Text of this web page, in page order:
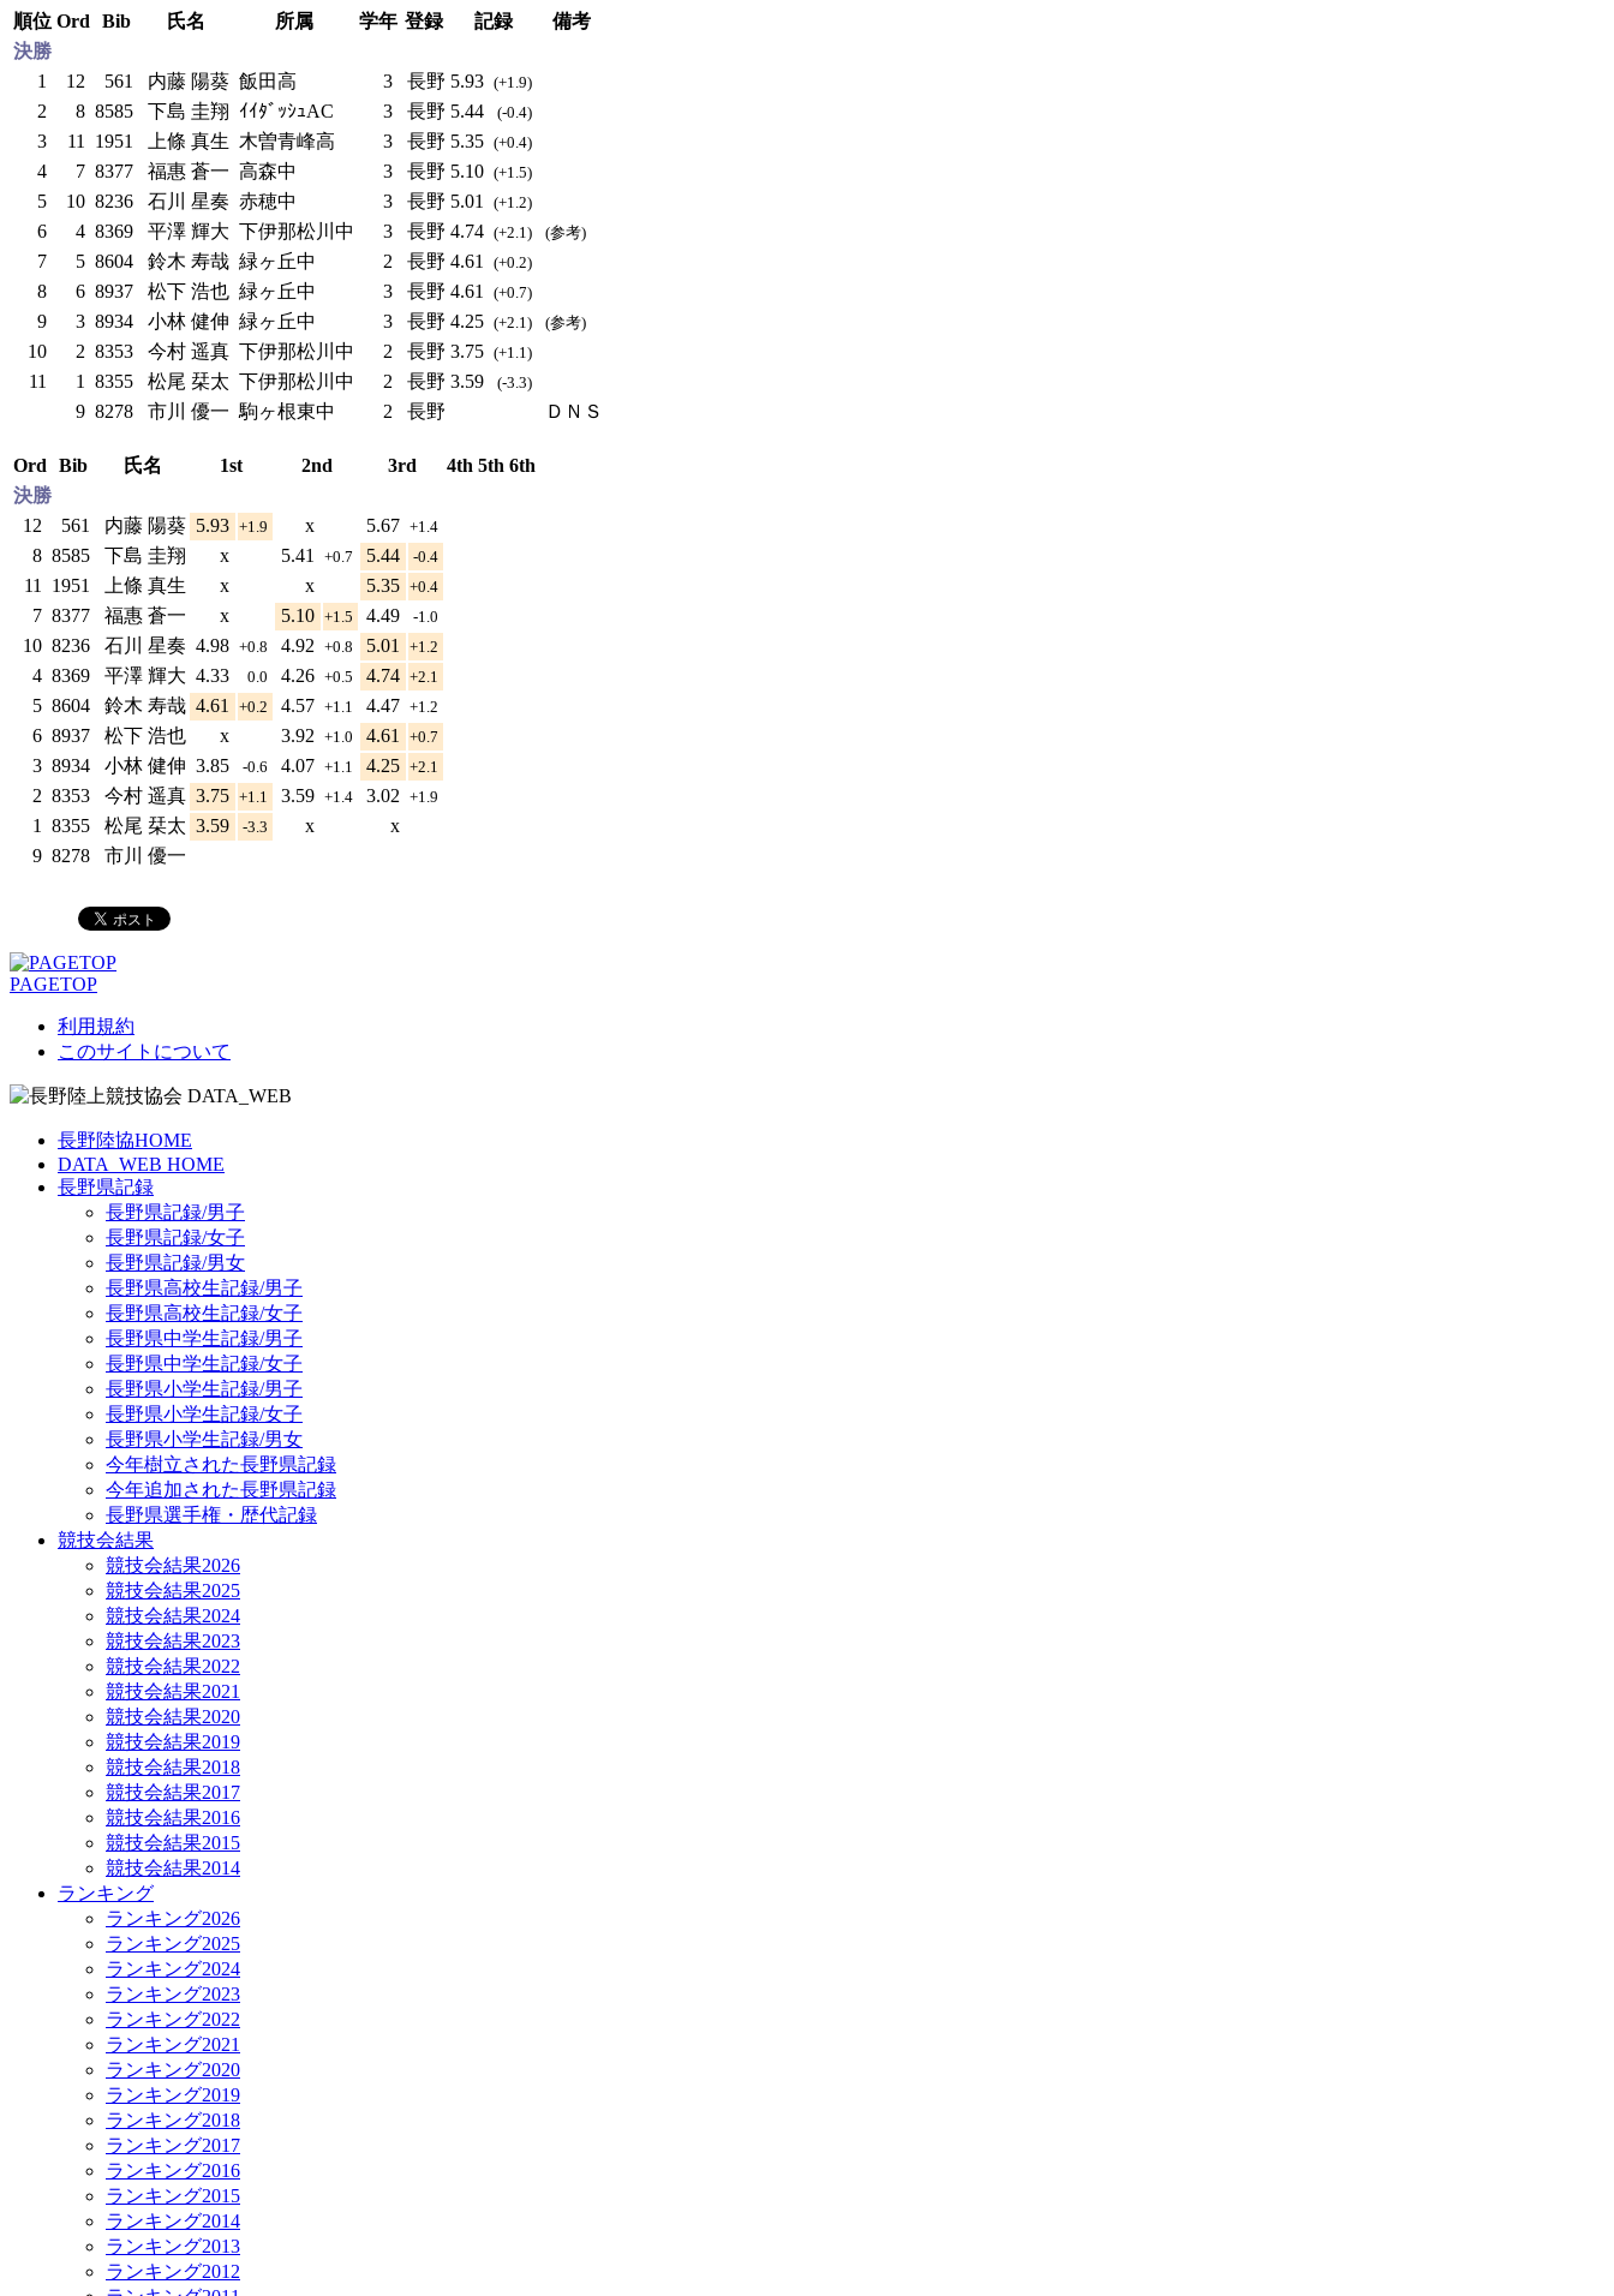
順位 Ord Bib 氏名 所属 学年 登録 記録
備考
決勝
1
12 561 内藤 陽葵 飯田高 3 長野 5.93 (+1.9)
2 8 8585 下島 圭翔 ｲｲﾀﾞｯｼｭAC 3 長野 5.44 (-0.4)
3 11 1951 上條 真生 木曽青峰高 3 長野 5.35 (+0.4)
4 7 8377 福惠 蒼一 高森中 3 長野 5.10 (+1.5)
5 10 8236 石川 星奏 赤穂中 3 長野 5.01 (+1.2)
6 4 8369 平澤 輝大 下伊那松川中 3 長野 4.74 (+2.1) (参考)
7 5 8604 鈴木 寿哉 緑ヶ丘中 2 長野 4.61 (+0.2)
8 6 8937 松下 浩也 緑ヶ丘中 3 長野 4.61 (+0.7)
9 3 8934 小林 健伸 緑ヶ丘中 3 長野 4.25 (+2.1) (参考)
10 2 8353 今村 遥真 下伊那松川中 2 長野 3.75 (+1.1)
11 1 8355 松尾 栞太 下伊那松川中 2 長野 3.59 (-3.3)
9 8278 市川 優一 駒ヶ根東中 2 長野 ＤＮＳ
Ord Bib 氏名 1st 2nd 3rd 4th 5th 6th
決勝
12
561 内藤 陽葵 5.93 +1.9 x 5.67 +1.4
8 8585 下島 圭翔 x 5.41 +0.7 5.44 -0.4
11 1951 上條 真生 x x 5.35 +0.4
7 8377 福惠 蒼一 x 5.10 +1.5 4.49 -1.0
10 8236 石川 星奏 4.98 +0.8 4.92 +0.8 5.01 +1.2
4 8369 平澤 輝大 4.33 0.0 4.26 +0.5 4.74 +2.1
5 8604 鈴木 寿哉 4.61 +0.2 4.57 +1.1 4.47 +1.2
6 8937 松下 浩也 x 3.92 +1.0 4.61 +0.7
3 8934 小林 健伸 3.85 -0.6 4.07 +1.1 4.25 +2.1
2 8353 今村 遥真 3.75 +1.1 3.59 +1.4 3.02 +1.9
1 8355 松尾 栞太 3.59 -3.3 x
x
9 8278 市川 優一
PAGETOP
利用規約
このサイトについて
長野陸協HOME
DATA_WEB HOME
長野県記録
長野県記録/男子
長野県記録/女子
長野県記録/男女
長野県高校生記録/男子
長野県高校生記録/女子
長野県中学生記録/男子
長野県中学生記録/女子
長野県小学生記録/男子
長野県小学生記録/女子
長野県小学生記録/男女
今年樹立された長野県記録
今年追加された長野県記録
長野県選手権・歴代記録
競技会結果
競技会結果2026
競技会結果2025
競技会結果2024
競技会結果2023
競技会結果2022
競技会結果2021
競技会結果2020
競技会結果2019
競技会結果2018
競技会結果2017
競技会結果2016
競技会結果2015
競技会結果2014
ランキング
ランキング2026
ランキング2025
ランキング2024
ランキング2023
ランキング2022
ランキング2021
ランキング2020
ランキング2019
ランキング2018
ランキング2017
ランキング2016
ランキング2015
ランキング2014
ランキング2013
ランキング2012